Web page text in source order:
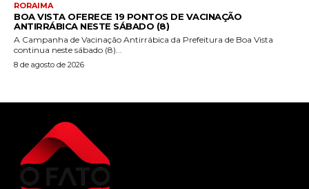
RORAIMA
BOA VISTA OFERECE 19 PONTOS DE VACINAÇÃO
ANTIRRÁBICA NESTE SÁBADO (8)
A Campanha de Vacinação Antirrábica da Prefeitura de Boa Vista
continua neste sábado (8)...
8 de agosto de 2026